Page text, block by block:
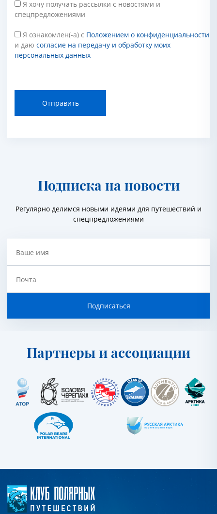
Я хочу получать рассылки с новостями и
спецпредложениями
Я ознакомлен(-а) с Положением о конфиденциальности
и даю согласие на передачу и обработку моих
персональных данных
Отправить
Подписка на новости
Регулярно делимся новыми идеями для путешествий и
спецпредложениями
Ваше имя
Почта
Подписаться
Партнеры и ассоциации